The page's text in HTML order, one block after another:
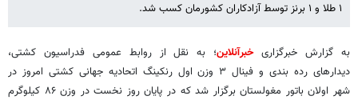
۱ طلا و ۱ برنز توسط آزادکاران کشورمان کسب شد.
به گزارش خبرگزاریخبرآنلاین؛ به نقل از روابط عمومی فدراسیون کشتی،‌
دیدارهای رده بندی و فینال ۳ وزن اول رنکینگ اتحادیه جهانی کشتی امروز در
شهر اولان باتور مغولستان برگزار شد که در پایان روز نخست در وزن ۸۶ کیلوگرم